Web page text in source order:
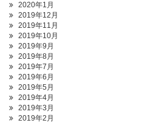
2020年1月
2019年12月
2019年11月
2019年10月
2019年9月
2019年8月
2019年7月
2019年6月
2019年5月
2019年4月
2019年3月
2019年2月